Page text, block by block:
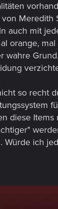
Meredith
auch mit
orange,
wahre
so recht
diese Items
Würde ich